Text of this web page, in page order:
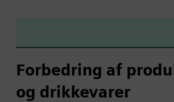
Forbedring af
og drikkevarer